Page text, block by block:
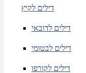
דילים לקיץ
דילים לדובאי
דילים לבטומי
דילים לקורפו